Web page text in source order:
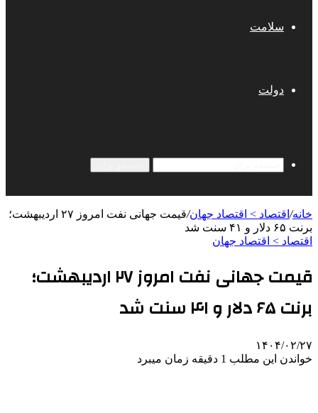
سلامت
دولت
خانه/ اقتصاد > اقتصاد جهان/
قیمت جهانی نفت امروز ۲۷ اردیبهشت؛
برنت ۶۵ دلار و ۴۱ سنت شد
اقتصاد > اقتصاد جهان
قیمت جهانی نفت امروز ۲۷ اردیبهشت؛
برنت ۶۵ دلار و ۴۱ سنت شد
۱۴۰۴/۰۲/۲۷
خواندن این مطلب 1 دقیقه زمان میبرد